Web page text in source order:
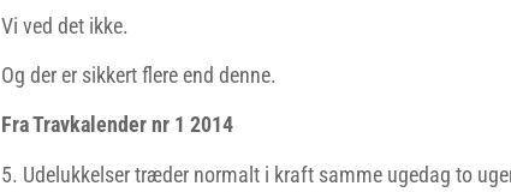
Vi ved det ikke.
Og der er sikkert flere end denne.
Fra Travkalender nr 1 2014
Udelukkelser træder normalt i kraft samme ugedag to